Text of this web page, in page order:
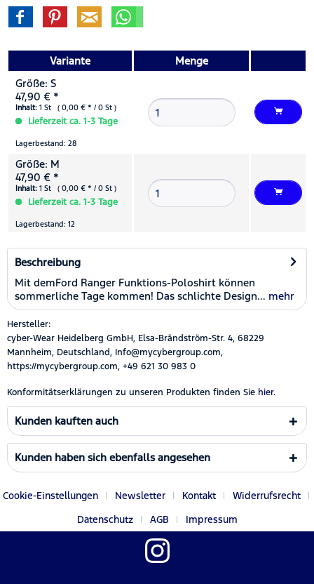
Variante
Menge
Größe: S
47,90 € *
Inhalt: 1 St ( 0,00 € * / 0 St )
Lieferzeit ca. 1-3 Tage
Lagerbestand: 28
Größe: M
47,90 € *
Inhalt: 1 St ( 0,00 € * / 0 St )
Lieferzeit ca. 1-3 Tage
Lagerbestand: 12
Beschreibung
Mit demFord Ranger Funktions-Poloshirt können
sommerliche Tage kommen! Das schlichte Design... mehr
Hersteller:
cyber-Wear Heidelberg GmbH, Elsa-Brändström-Str. 4, 68229
Mannheim, Deutschland, Info@mycybergroup.com,
https://mycybergroup.com, +49 621 30 983 0
Konformitätserklärungen zu unseren Produkten finden Sie hier.
Kunden kauften auch
Kunden haben sich ebenfalls angesehen
Cookie-Einstellungen Newsletter Kontakt
Widerrufsrecht
Datenschutz
AGB Impressum